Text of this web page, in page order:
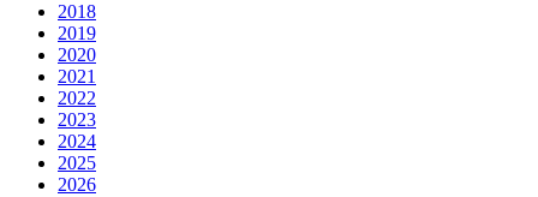
2018
2019
2020
2021
2022
2023
2024
2025
2026